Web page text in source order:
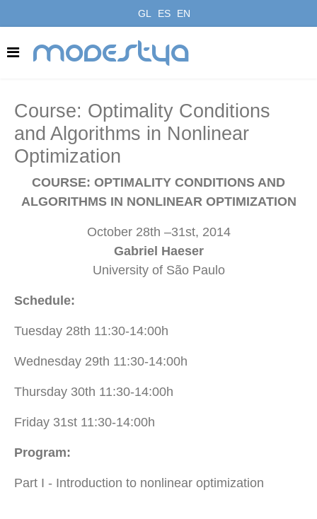
GL ES EN
modestya
Course: Optimality Conditions
and Algorithms in Nonlinear
Optimization
COURSE: OPTIMALITY CONDITIONS AND
ALGORITHMS IN NONLINEAR OPTIMIZATION
October 28th –31st, 2014
Gabriel Haeser
University of São Paulo
Schedule:
Tuesday 28th 11:30-14:00h
Wednesday 29th 11:30-14:00h
Thursday 30th 11:30-14:00h
Friday 31st 11:30-14:00h
Program:
Part I - Introduction to nonlinear optimization